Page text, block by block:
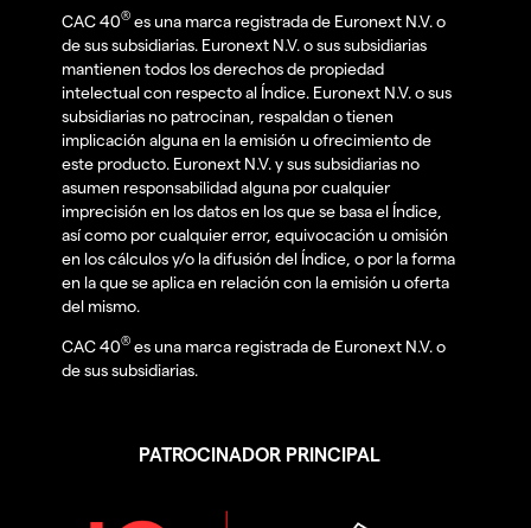
CAC 40® es una marca registrada de Euronext N.V. o
de sus subsidiarias. Euronext N.V. o sus subsidiarias
mantienen todos los derechos de propiedad
intelectual con respecto al Índice. Euronext N.V. o sus
subsidiarias no patrocinan, respaldan o tienen
implicación alguna en la emisión u ofrecimiento de
este producto. Euronext N.V. y sus subsidiarias no
asumen responsabilidad alguna por cualquier
imprecisión en los datos en los que se basa el Índice,
así como por cualquier error, equivocación u omisión
en los cálculos y/o la difusión del Índice, o por la forma
en la que se aplica en relación con la emisión u oferta
del mismo.
CAC 40® es una marca registrada de Euronext N.V. o
de sus subsidiarias.
PATROCINADOR PRINCIPAL